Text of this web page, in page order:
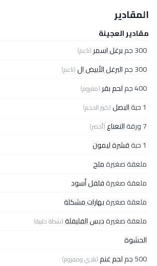
المقادير
مقادير العجينة
300 جم
برغل اسمر (ناعم)
300 جم البرغل الأبيض ال(ناعم)
400 جم لحم بقر (مفروم)
1 حبة البصل(كبير الحجم)
7 ورقة النعناع(أخضر)
1 حبة
قشرة ليمون
ملعقة صغيرةملح
ملعقة صغيرةفلفل أسود
ملعقة صغيرةبهارات مشكلة
ملعقة صغيرةدبس الفليفلة(شطة حلبية)
الحشوة
500 جم
لحم غنم(بلدي ومفروم)